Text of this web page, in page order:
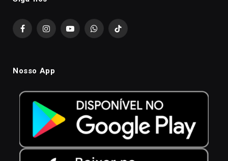
FacebookInstagramYouTubeWhatsAppTikTok
Nosso App